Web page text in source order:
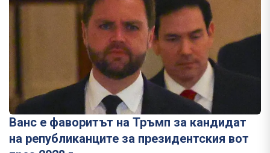
Ванс е фаворитът на Тръмп за кандидат
на републиканците за президентския вот